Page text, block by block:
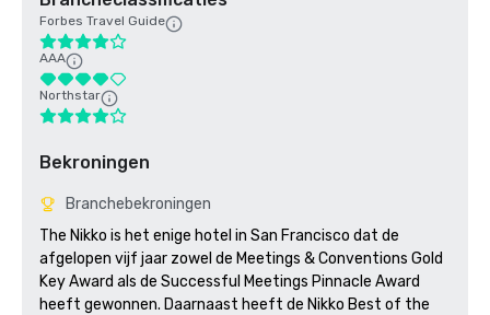
Forbes Travel Guide
AAA
Northstar
Bekroningen
Branchebekroningen
The Nikko is het enige hotel in San Francisco dat de
afgelopen vijf jaar zowel de Meetings & Conventions Gold
Key Award als de Successful Meetings Pinnacle Award
heeft gewonnen. Daarnaast heeft de Nikko Best of the